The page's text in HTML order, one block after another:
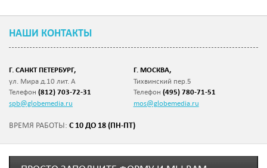
НАШИ КОНТАКТЫ
Г. САНКТ ПЕТЕРБУРГ,
ул. Мира д.10 лит. А
Телефон (812) 703-72-31
spb@globemedia.ru
Г. МОСКВА,
Тихвинский пер.5
Телефон (495) 780-71-51
mos@globemedia.ru
ВРЕМЯ РАБОТЫ: С 10 ДО 18 (ПН-ПТ)